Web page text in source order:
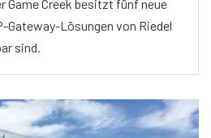
Game Creek besitzt fünf neue
Gateway-Lösungen von Riedel
sind.